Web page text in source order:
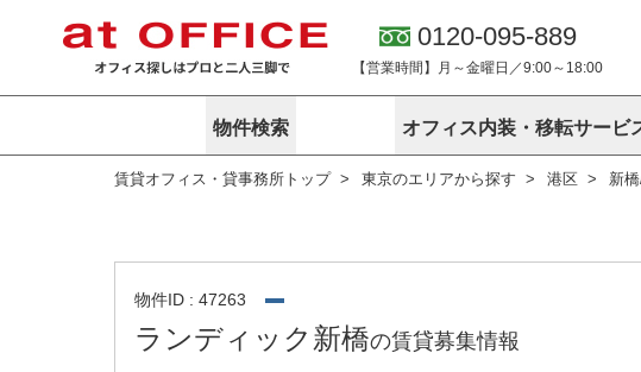
0120-095-889
【営業時間】月～金曜日／9:00～18:00
物件検索
東京
路線から探す
こだわりから探す
賃料相場を参考に探す
地図から探す
神奈川
路線から探す
地図から探す
オフィス内装・移転サービ
サービス内容
オフィス探しノウハウ
アットオフィスが選ばれる
企業情報
オフィス紹介
賃貸オフィス・貸事務所トップ 東京のエリアから探す 港区 新
物件ID : 47263
ランディック新橋の賃貸募集情報